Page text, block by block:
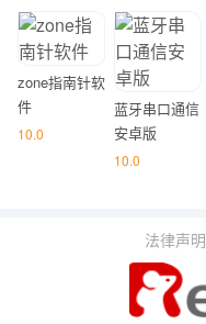
zone指南针软
件
10.0
蓝牙串口通信
安卓版
10.0
法律声明